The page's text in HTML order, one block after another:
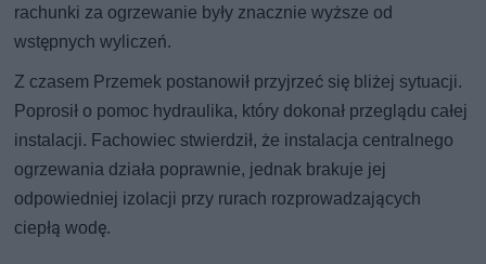
rachunki za ogrzewanie były znacznie wyższe od
wstępnych wyliczeń.
Z czasem Przemek postanowił przyjrzeć się bliżej sytuacji.
Poprosił o pomoc hydraulika, który dokonał przeglądu całej
instalacji. Fachowiec stwierdził, że instalacja centralnego
ogrzewania działa poprawnie, jednak brakuje jej
odpowiedniej izolacji przy rurach rozprowadzających
ciepłą wodę.